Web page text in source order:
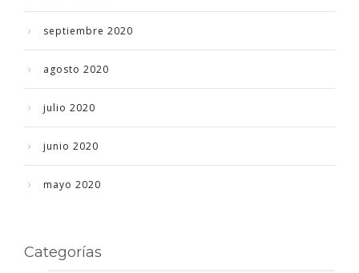
septiembre 2020
agosto 2020
julio 2020
junio 2020
mayo 2020
Categorías